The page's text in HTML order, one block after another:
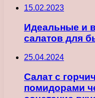
15.02.2023
Идеальные и
салатов для
25.04.2024
Салат с
помидорами